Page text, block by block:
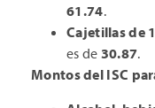
61.74.
Cajetillas de
es de 30.87.
Montos del ISC